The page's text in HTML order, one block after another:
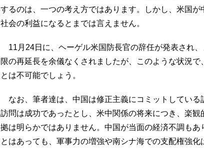
するのは、一つの考え方ではあります。しかし、米国
社会の利益になるとまでは言えません。
11月24日に、ヘーゲル米国防長官の辞任が発表され
限の再延長を余儀なくされましたが、このような状況で
とは不可能でしょう。
なお、筆者達は、中国は修正主義にコミットしている
訪問は成功であったとし、米中関係の将来につき、楽
拠は明らかではありません。中国が当面の経済不調もあ
とはあっても、軍事力の増強や南シナ海での支配権強化